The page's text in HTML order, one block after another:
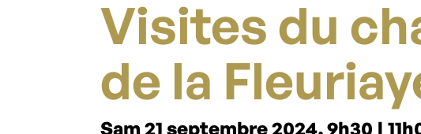
Visites du
de la
Sam 21 septembre 2024, 9h30 |